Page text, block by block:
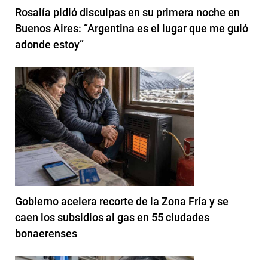
Rosalía pidió disculpas en su primera noche en
Buenos Aires: “Argentina es el lugar que me guió
adonde estoy”
Gobierno acelera recorte de la Zona Fría y se
caen los subsidios al gas en 55 ciudades
bonaerenses